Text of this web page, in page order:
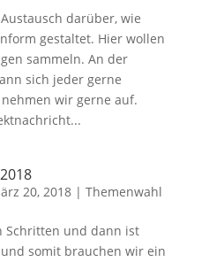
darüber, wie
gestaltet. Hier wollen
sammeln. An der
sich jeder gerne
wir gerne auf.
20, 2018| Themenwahl
Schritten und dann ist
somit brauchen wir ein